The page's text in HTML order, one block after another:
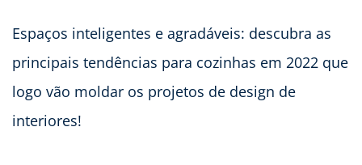
Espaços inteligentes e agradáveis: descubra as
principais tendências para cozinhas em 2022 que
logo vão moldar os projetos de design de
interiores!